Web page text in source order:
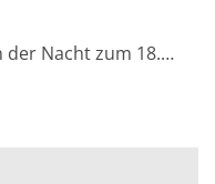
der Nacht zum 18.…